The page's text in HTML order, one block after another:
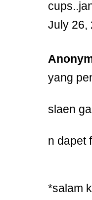
July 26,
yang
slaen
n dapet
*salam